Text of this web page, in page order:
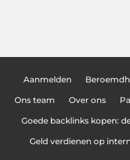
Aanmelden
Ons team Over ons
Goede backlinks kopen:
Geld verdienen op